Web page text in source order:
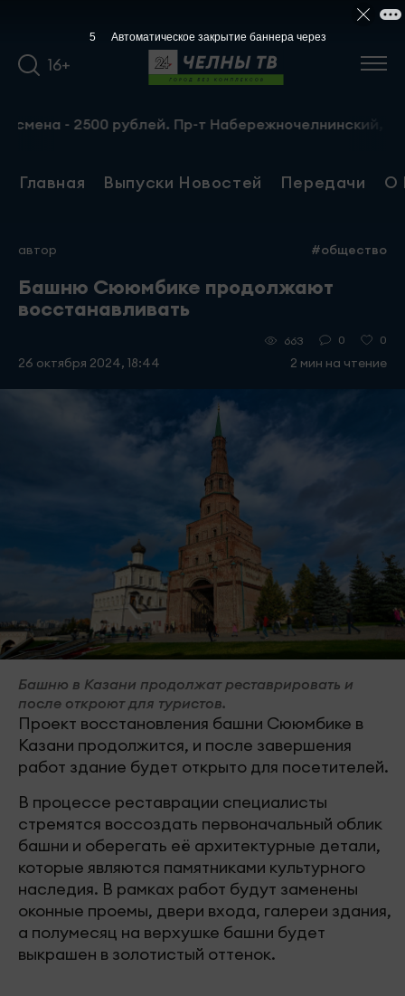
16+
- 2500 рублей. Пр-т Набережночелнинский, 13а. Тел.:
Главная Выпуски Новостей Передачи О
автор #общество
Башню Сююмбике продолжают
восстанавливать
26 октября 2024, 18:44
663 0 0
2 мин на чтение
Башню в Казани продолжат реставрировать и
после откроют для туристов.
Проект восстановления башни Сююмбике в
Казани продолжится, и после завершения
работ здание будет открыто для посетителей.
В процессе реставрации специалисты
стремятся воссоздать первоначальный облик
башни и оберегать её архитектурные детали,
которые являются памятниками культурного
наследия. В рамках работ будут заменены
оконные проемы, двери входа, галереи здания,
а полумесяц на верхушке башни будет
выкрашен в золотистый оттенок.
4 Автоматическое закрытие баннера через